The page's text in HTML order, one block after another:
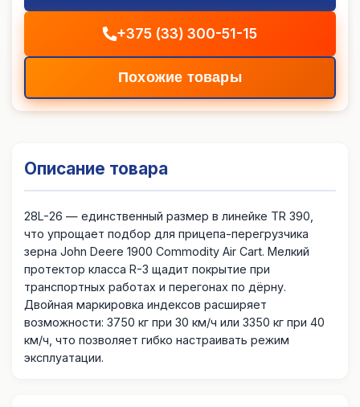
+375 (33) 300-51-15
Похожие товары
Описание товара
28L-26 — единственный размер в линейке TR 390,
что упрощает подбор для прицепа-перегрузчика
зерна John Deere 1900 Commodity Air Cart. Мелкий
протектор класса R-3 щадит покрытие при
транспортных работах и перегонах по дёрну.
Двойная маркировка индексов расширяет
возможности: 3750 кг при 30 км/ч или 3350 кг при 40
км/ч, что позволяет гибко настраивать режим
эксплуатации.